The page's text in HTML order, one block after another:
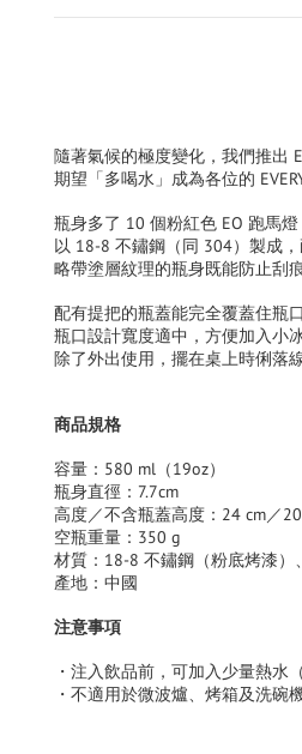
隨著氣候的極度變化，我們推出
期望「多喝水」成為各位的
瓶身多了 10 個粉紅色 EO 跑馬
以 18-8 不鏽鋼（同 304）製成，
略帶塗層紋理的瓶身既能防止刮
配有提把的瓶蓋能完全覆蓋住瓶
瓶口設計寬度適中，方便加入小
除了外出使用，擺在桌上時俐落
商品規格
容量：580 ml（19oz）
瓶身直徑：7.7cm
高度／不含瓶蓋高度：24 cm／
空瓶重量：350 g
材質：18-8 不鏽鋼（粉底烤漆）
產地：中國
注意事項
・ 注入飲品前，可加入少量熱水
・ 不適用於微波爐、烤箱及洗碗